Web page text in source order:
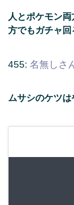
人とポケモン
方でもガチャ
455: 名無しさ
ムサシのケツ